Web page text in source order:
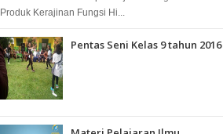
Produk Kerajinan Fungsi Hi...
Pentas Seni Kelas 9 tahun 2016